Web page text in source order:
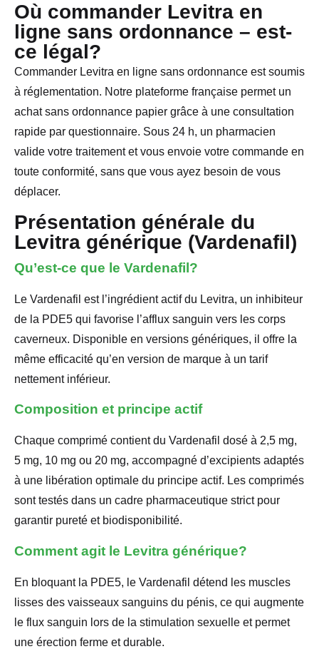
Où commander Levitra en
ligne sans ordonnance – est-
ce légal?
Commander Levitra en ligne sans ordonnance est soumis
à réglementation. Notre plateforme française permet un
achat sans ordonnance papier grâce à une consultation
rapide par questionnaire. Sous 24 h, un pharmacien
valide votre traitement et vous envoie votre commande en
toute conformité, sans que vous ayez besoin de vous
déplacer.
Présentation générale du
Levitra générique (Vardenafil)
Qu’est-ce que le Vardenafil?
Le Vardenafil est l’ingrédient actif du Levitra, un inhibiteur
de la PDE5 qui favorise l’afflux sanguin vers les corps
caverneux. Disponible en versions génériques, il offre la
même efficacité qu’en version de marque à un tarif
nettement inférieur.
Composition et principe actif
Chaque comprimé contient du Vardenafil dosé à 2,5 mg,
5 mg, 10 mg ou 20 mg, accompagné d’excipients adaptés
à une libération optimale du principe actif. Les comprimés
sont testés dans un cadre pharmaceutique strict pour
garantir pureté et biodisponibilité.
Comment agit le Levitra générique?
En bloquant la PDE5, le Vardenafil détend les muscles
lisses des vaisseaux sanguins du pénis, ce qui augmente
le flux sanguin lors de la stimulation sexuelle et permet
une érection ferme et durable.